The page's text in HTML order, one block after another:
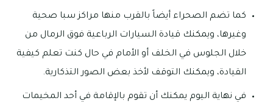
كما تضم الصحراء أيضاً بالقرب منها مراكز سبا صحية
وغيرها، ويمكنك قيادة السيارات الرباعية فوق الرمال من
خلال الجلوس في الخلف أو الأمام في حال كنت تعلم كيفية
القيادة، ويمكنك التوقف لأخذ بعض الصور التذكارية.
في نهاية اليوم يمكنك أن تقوم بالإقامة في أحد المخيمات